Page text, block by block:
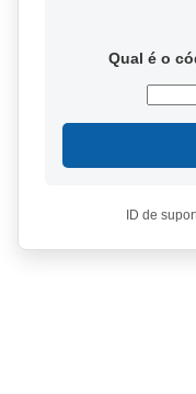
Qual é o
ID de